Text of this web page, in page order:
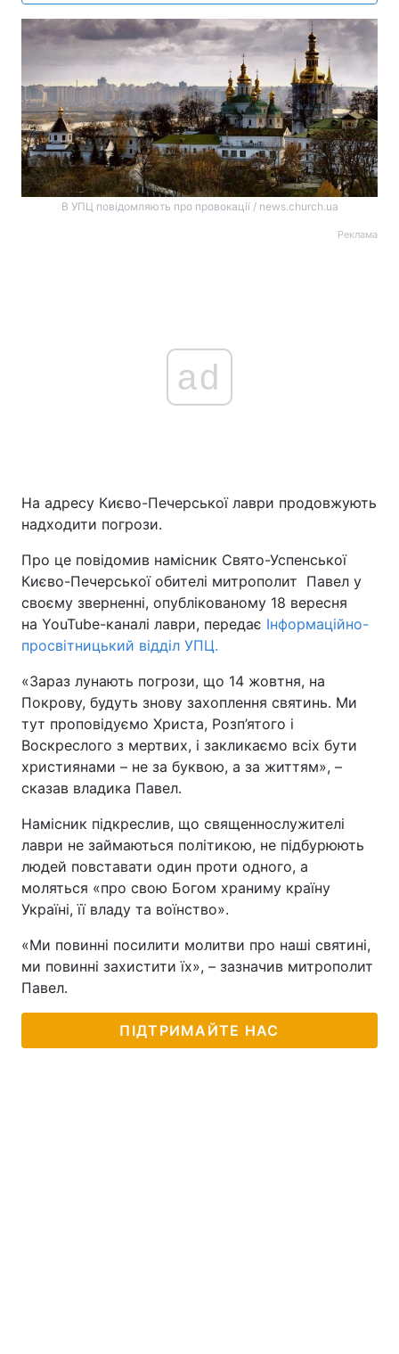
В УПЦ повідомляють про провокації / news.church.ua
Реклама
ad
На адресу Києво-Печерської лаври продовжують
надходити погрози.
Про це повідомив намісник Свято-Успенської
Києво-Печерської обителі митрополит Павел у
своєму зверненні, опублікованому 18 вересня
на YouTube-каналі лаври, передає Інформаційно-
просвітницький відділ УПЦ.
«Зараз лунають погрози, що 14 жовтня, на
Покрову, будуть знову захоплення святинь. Ми
тут проповідуємо Христа, Розп’ятого і
Воскреслого з мертвих, і закликаємо всіх бути
християнами – не за буквою, а за життям», –
сказав владика Павел.
Намісник підкреслив, що священнослужителі
лаври не займаються політикою, не підбурюють
людей повставати один проти одного, а
моляться «про свою Богом храниму країну
Україні, її владу та воїнство».
«Ми повинні посилити молитви про наші святині,
ми повинні захистити їх», – зазначив митрополит
Павел.
ПІДТРИМАЙТЕ НАС